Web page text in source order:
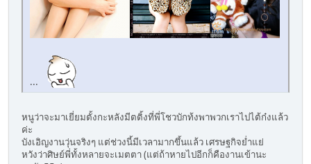
...
หนูว่าจะมาเยี่ยมตั้งกะหลังมีตติ้งที่พี่โชวบักท้งพาพวกเราไปไต้ก๋งแล้ว
ค่ะ
บังเอิญงานวุ่นจริงๆ แต่ช่วงนี้มีเวลามากขึ้นแล้ว เศรษฐกิจย่ำแย่
หวังว่าศิษย์พี่ทั้งหลายจะเมตตา (แต่ถ้าหายไปอีกก็คืองานเข้านะ